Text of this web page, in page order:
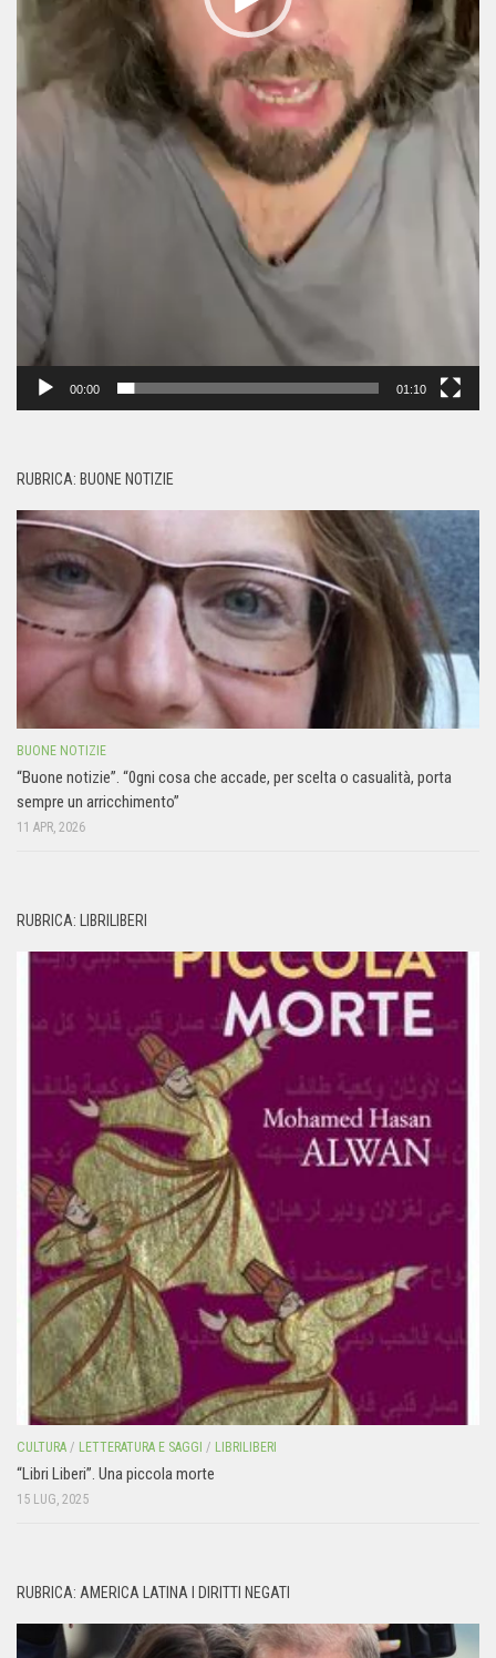
00:00 01:10
RUBRICA: BUONE NOTIZIE
BUONE NOTIZIE
“Buone notizie”. “0gni cosa che accade, per scelta o casualità, porta
sempre un arricchimento”
11 APR, 2026
RUBRICA: LIBRILIBERI
CULTURA / LETTERATURA E SAGGI / LIBRILIBERI
“Libri Liberi”. Una piccola morte
15 LUG, 2025
RUBRICA: AMERICA LATINA I DIRITTI NEGATI